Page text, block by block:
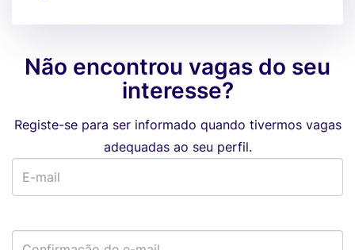
Não encontrou vagas do seu
interesse?
Registe-se para ser informado quando tivermos vagas
adequadas ao seu perfil.